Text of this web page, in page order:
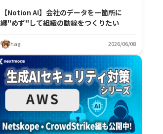
【Notion AI】会社のデータを一箇所に
纏"めず"して組織の動線をつくりたい
hagi 2026/06/08